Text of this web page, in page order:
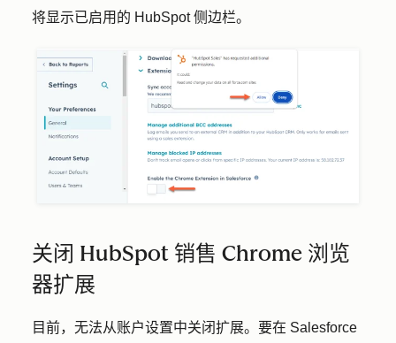
将显示已启用的 HubSpot 侧边栏。
关闭 HubSpot 销售 Chrome 浏览
器扩展
目前，无法从账户设置中关闭扩展。要在 Salesforce